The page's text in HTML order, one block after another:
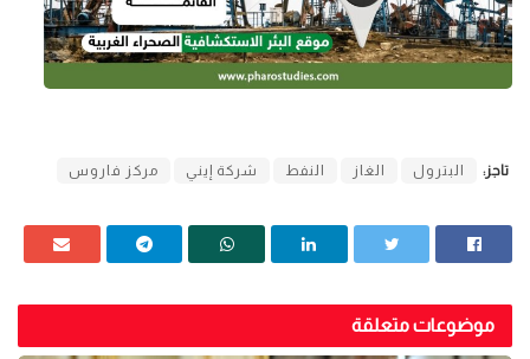
تاجز: البترول الغاز النفط شركة إيني مركز فاروس
موضوعات متعلقة